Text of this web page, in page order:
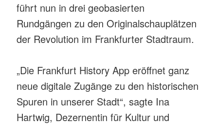
führt nun in drei geobasierten
Rundgängen zu den Originalschauplätzen
der Revolution im Frankfurter Stadtraum.
„Die Frankfurt History App eröffnet ganz
neue digitale Zugänge zu den historischen
Spuren in unserer Stadt“, sagte Ina
Hartwig, Dezernentin für Kultur und